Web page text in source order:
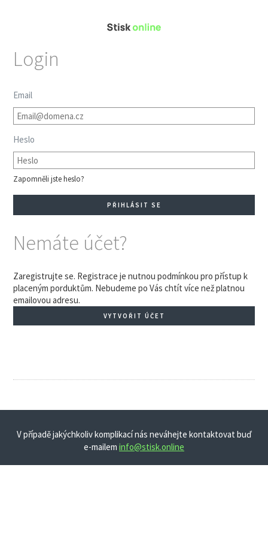
Login
Email
Heslo
Zapomněli jste heslo?
Nemáte účet?
Zaregistrujte se. Registrace je nutnou podmínkou pro přístup k
placeným porduktům. Nebudeme po Vás chtít více než platnou
emailovou adresu.
VYTVOŘIT ÚČET
V případě jakýchkoliv komplikací nás neváhejte kontaktovat buď
e-mailem info@stisk.online